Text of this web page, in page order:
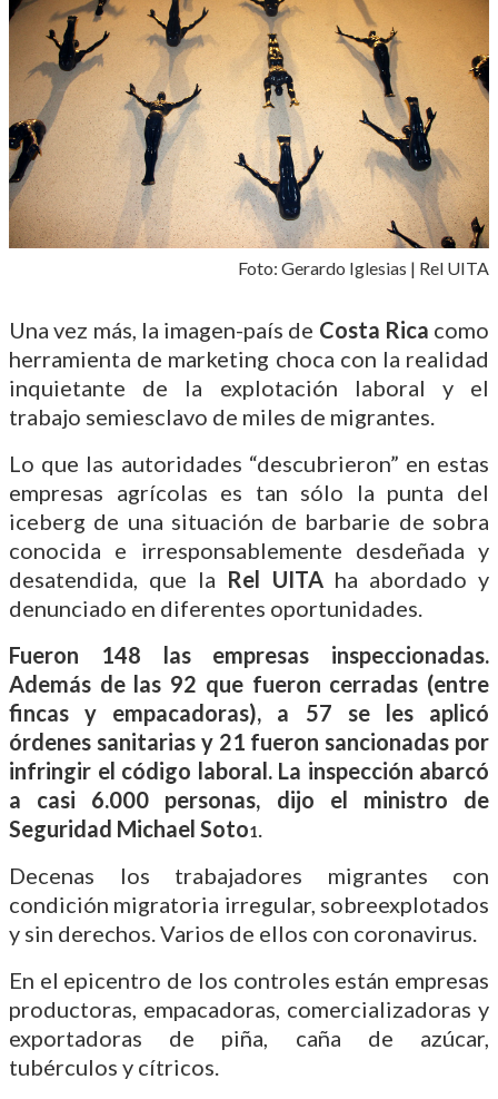
Foto: Gerardo Iglesias | Rel UITA
Una vez más, la imagen-país de Costa Rica como
herramienta de marketing choca con la realidad
inquietante de la explotación laboral y el
trabajo semiesclavo de miles de migrantes.
Lo que las autoridades “descubrieron” en estas
empresas agrícolas es tan sólo la punta del
iceberg de una situación de barbarie de sobra
conocida e irresponsablemente desdeñada y
desatendida, que la Rel UITAha abordado y
denunciado en diferentes oportunidades.
Fueron 148 las empresas inspeccionadas.
Además de las 92 que fueron cerradas (entre
fincas y empacadoras), a 57 se les aplicó
órdenes sanitarias y 21 fueron sancionadas por
infringir el código laboral. La inspección abarcó
a casi 6.000 personas, dijo el ministro de
Seguridad Michael Soto1.
Decenas los trabajadores migrantes con
condición migratoria irregular, sobreexplotados
y sin derechos. Varios de ellos con coronavirus.
En el epicentro de los controles están empresas
productoras, empacadoras, comercializadoras y
exportadoras de piña, caña de azúcar,
tubérculos y cítricos.